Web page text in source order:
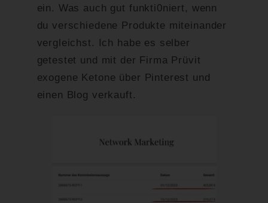
ein. Was auch gut funkti0niert, wenn
du verschiedene Produkte miteinander
vergleichst. Ich habe es selber
getestet und mit der Firma Prüvit
exogene Ketone über Pinterest und
einen Blog verkauft.